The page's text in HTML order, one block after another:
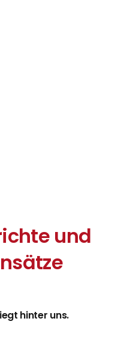
und
hinter uns.